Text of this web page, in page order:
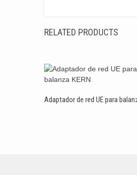
RELATED PRODUCTS